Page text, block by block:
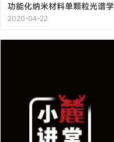
功能化纳米材料单颗粒光谱学
2020-04-22